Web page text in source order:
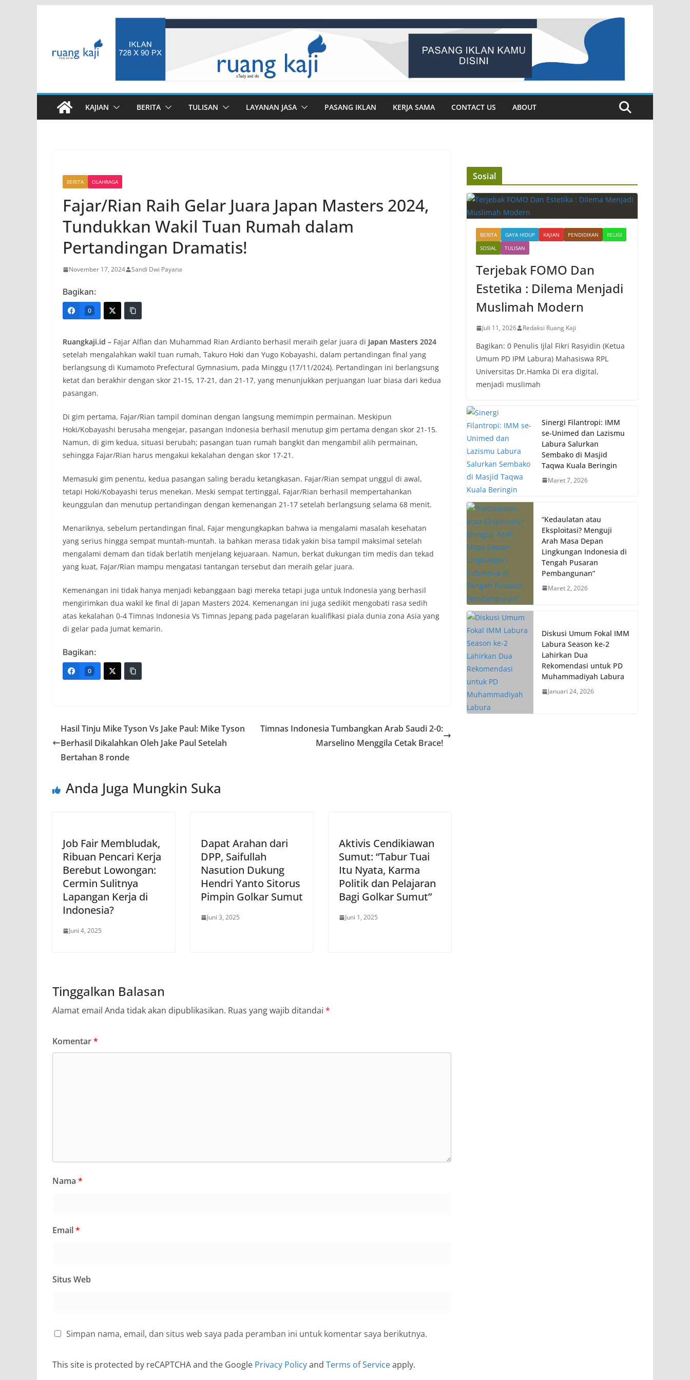
KAJIAN BERITA TULISAN LAYANAN JASA PASANG IKLAN KERJA SAMA CONTACT US ABOUT
BERITA OLAHRAGA
Fajar/Rian Raih Gelar Juara Japan Masters 2024,
Tundukkan Wakil Tuan Rumah dalam
Pertandingan Dramatis!
November 17, 2024 Sandi Dwi Payana
Bagikan:
0
Ruangkaji.id – Fajar Alfian dan Muhammad Rian Ardianto berhasil meraih gelar juara di Japan Masters 2024
setelah mengalahkan wakil tuan rumah, Takuro Hoki dan Yugo Kobayashi, dalam pertandingan final yang
berlangsung di Kumamoto Prefectural Gymnasium, pada Minggu (17/11/2024). Pertandingan ini berlangsung
ketat dan berakhir dengan skor 21-15, 17-21, dan 21-17, yang menunjukkan perjuangan luar biasa dari kedua
pasangan.
Di gim pertama, Fajar/Rian tampil dominan dengan langsung memimpin permainan. Meskipun
Hoki/Kobayashi berusaha mengejar, pasangan Indonesia berhasil menutup gim pertama dengan skor 21-15.
Namun, di gim kedua, situasi berubah; pasangan tuan rumah bangkit dan mengambil alih permainan,
sehingga Fajar/Rian harus mengakui kekalahan dengan skor 17-21.
Memasuki gim penentu, kedua pasangan saling beradu ketangkasan. Fajar/Rian sempat unggul di awal,
tetapi Hoki/Kobayashi terus menekan. Meski sempat tertinggal, Fajar/Rian berhasil mempertahankan
keunggulan dan menutup pertandingan dengan kemenangan 21-17 setelah berlangsung selama 68 menit.
Menariknya, sebelum pertandingan final, Fajar mengungkapkan bahwa ia mengalami masalah kesehatan
yang serius hingga sempat muntah-muntah. Ia bahkan merasa tidak yakin bisa tampil maksimal setelah
mengalami demam dan tidak berlatih menjelang kejuaraan. Namun, berkat dukungan tim medis dan tekad
yang kuat, Fajar/Rian mampu mengatasi tantangan tersebut dan meraih gelar juara.
Kemenangan ini tidak hanya menjadi kebanggaan bagi mereka tetapi juga untuk Indonesia yang berhasil
mengirimkan dua wakil ke final di Japan Masters 2024. Kemenangan ini juga sedikit mengobati rasa sedih
atas kekalahan 0-4 Timnas Indonesia Vs Timnas Jepang pada pagelaran kualifikasi piala dunia zona Asia yang
di gelar pada Jumat kemarin.
Bagikan:
0
Hasil Tinju Mike Tyson Vs Jake Paul: Mike Tyson
Berhasil Dikalahkan Oleh Jake Paul Setelah
Bertahan 8 ronde
Timnas Indonesia Tumbangkan Arab Saudi 2-0:
Marselino Menggila Cetak Brace!
Anda Juga Mungkin Suka
Job Fair Membludak,
Ribuan Pencari Kerja
Berebut Lowongan:
Cermin Sulitnya
Lapangan Kerja di
Indonesia?
Juni 4, 2025
Dapat Arahan dari
DPP, Saifullah
Nasution Dukung
Hendri Yanto Sitorus
Pimpin Golkar Sumut
Juni 3, 2025
Aktivis Cendikiawan
Sumut: “Tabur Tuai
Itu Nyata, Karma
Politik dan Pelajaran
Bagi Golkar Sumut”
Juni 1, 2025
Tinggalkan Balasan
Alamat email Anda tidak akan dipublikasikan. Ruas yang wajib ditandai *
Komentar*
Nama *
Email*
Situs Web
Simpan nama, email, dan situs web saya pada peramban ini untuk komentar saya berikutnya.
This site is protected by reCAPTCHA and the Google Privacy Policyand Terms of Serviceapply.
Sosial
BERITA GAYA HIDUP KAJIAN PENDIDIKAN
RELIGI
SOSIAL
TULISAN
Terjebak FOMO Dan
Estetika : Dilema Menjadi
Muslimah Modern
Juli 11, 2026 Redaksi Ruang Kaji
Bagikan: 0 Penulis Ijlal Fikri Rasyidin (Ketua
Umum PD IPM Labura) Mahasiswa RPL
Universitas Dr.Hamka Di era digital,
menjadi muslimah
Sinergi Filantropi: IMM
se-Unimed dan Lazismu
Labura Salurkan
Sembako di Masjid
Taqwa Kuala Beringin
Maret 7, 2026
“Kedaulatan atau
Eksploitasi? Menguji
Arah Masa Depan
Lingkungan Indonesia di
Tengah Pusaran
Pembangunan”
Maret 2, 2026
Diskusi Umum Fokal IMM
Labura Season ke-2
Lahirkan Dua
Rekomendasi untuk PD
Muhammadiyah Labura
Januari 24, 2026